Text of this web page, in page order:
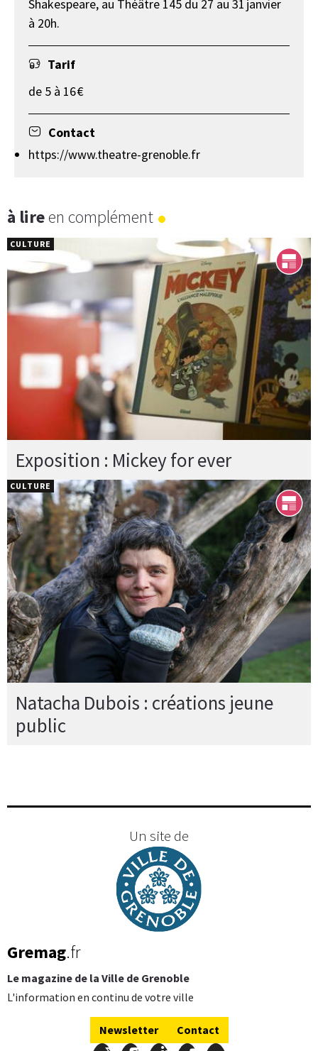
Shakespeare, au Théâtre 145 du 27 au 31 janvier
à 20h.
Tarif
de 5 à 16 €
Contact
https://www.theatre-grenoble.fr
à lireen complément
Exposition : Mickey for ever
CULTURE
Natacha Dubois : créations jeune
public
CULTURE
Un site de
Gremag.fr
Le magazine de la Ville de Grenoble
L'information en continu de votre ville
Newsletter Contact